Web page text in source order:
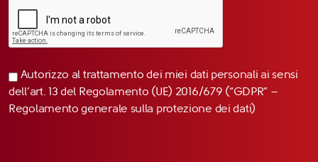
Autorizzo al trattamento dei miei dati personali ai sensi
dell’art. 13 del Regolamento (UE) 2016/679 (“GDPR” –
Regolamento generale sulla protezione dei dati)